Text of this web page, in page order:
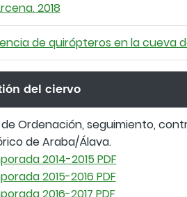
2018
de quirópteros en la cueva
del ciervo
de Ordenación, seguimiento,
de Araba/Álava.
2014-2015 PDF
2015-2016 PDF